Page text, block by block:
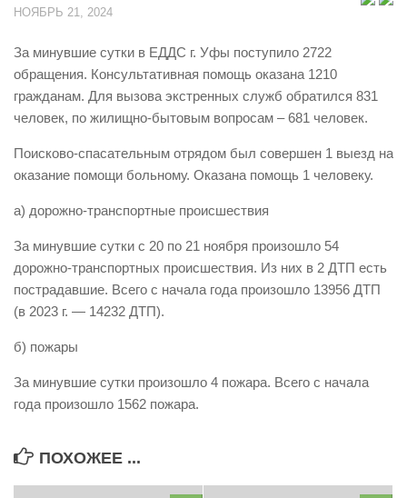
Отчеты о реализации муниципальных программ
Документы
История
Виды деятельности
Обслуживание опасных производственных объектов
Оказание платных образовательных услуг
УГЗ рекомендует
Памятки населению
Как стать спасателем
Наша работа
Фотогалерея
Половодье
Купальный сезон
НОЯБРЬ 21, 2024
За минувшие сутки в ЕДДС г. Уфы поступило 2722
обращения. Консультативная помощь оказана 1210
гражданам. Для вызова экстренных служб обратился 831
человек, по жилищно-бытовым вопросам – 681 человек.
Поисково-спасательным отрядом был совершен 1 выезд на
оказание помощи больному. Оказана помощь 1 человеку.
а) дорожно-транспортные происшествия
За минувшие сутки с 20 по 21 ноября произошло 54
дорожно-транспортных происшествия. Из них в 2 ДТП есть
пострадавшие. Всего с начала года произошло 13956 ДТП
(в 2023 г. — 14232 ДТП).
б) пожары
За минувшие сутки произошло 4 пожара. Всего с начала
года произошло 1562 пожара.
ПОХОЖЕЕ ...